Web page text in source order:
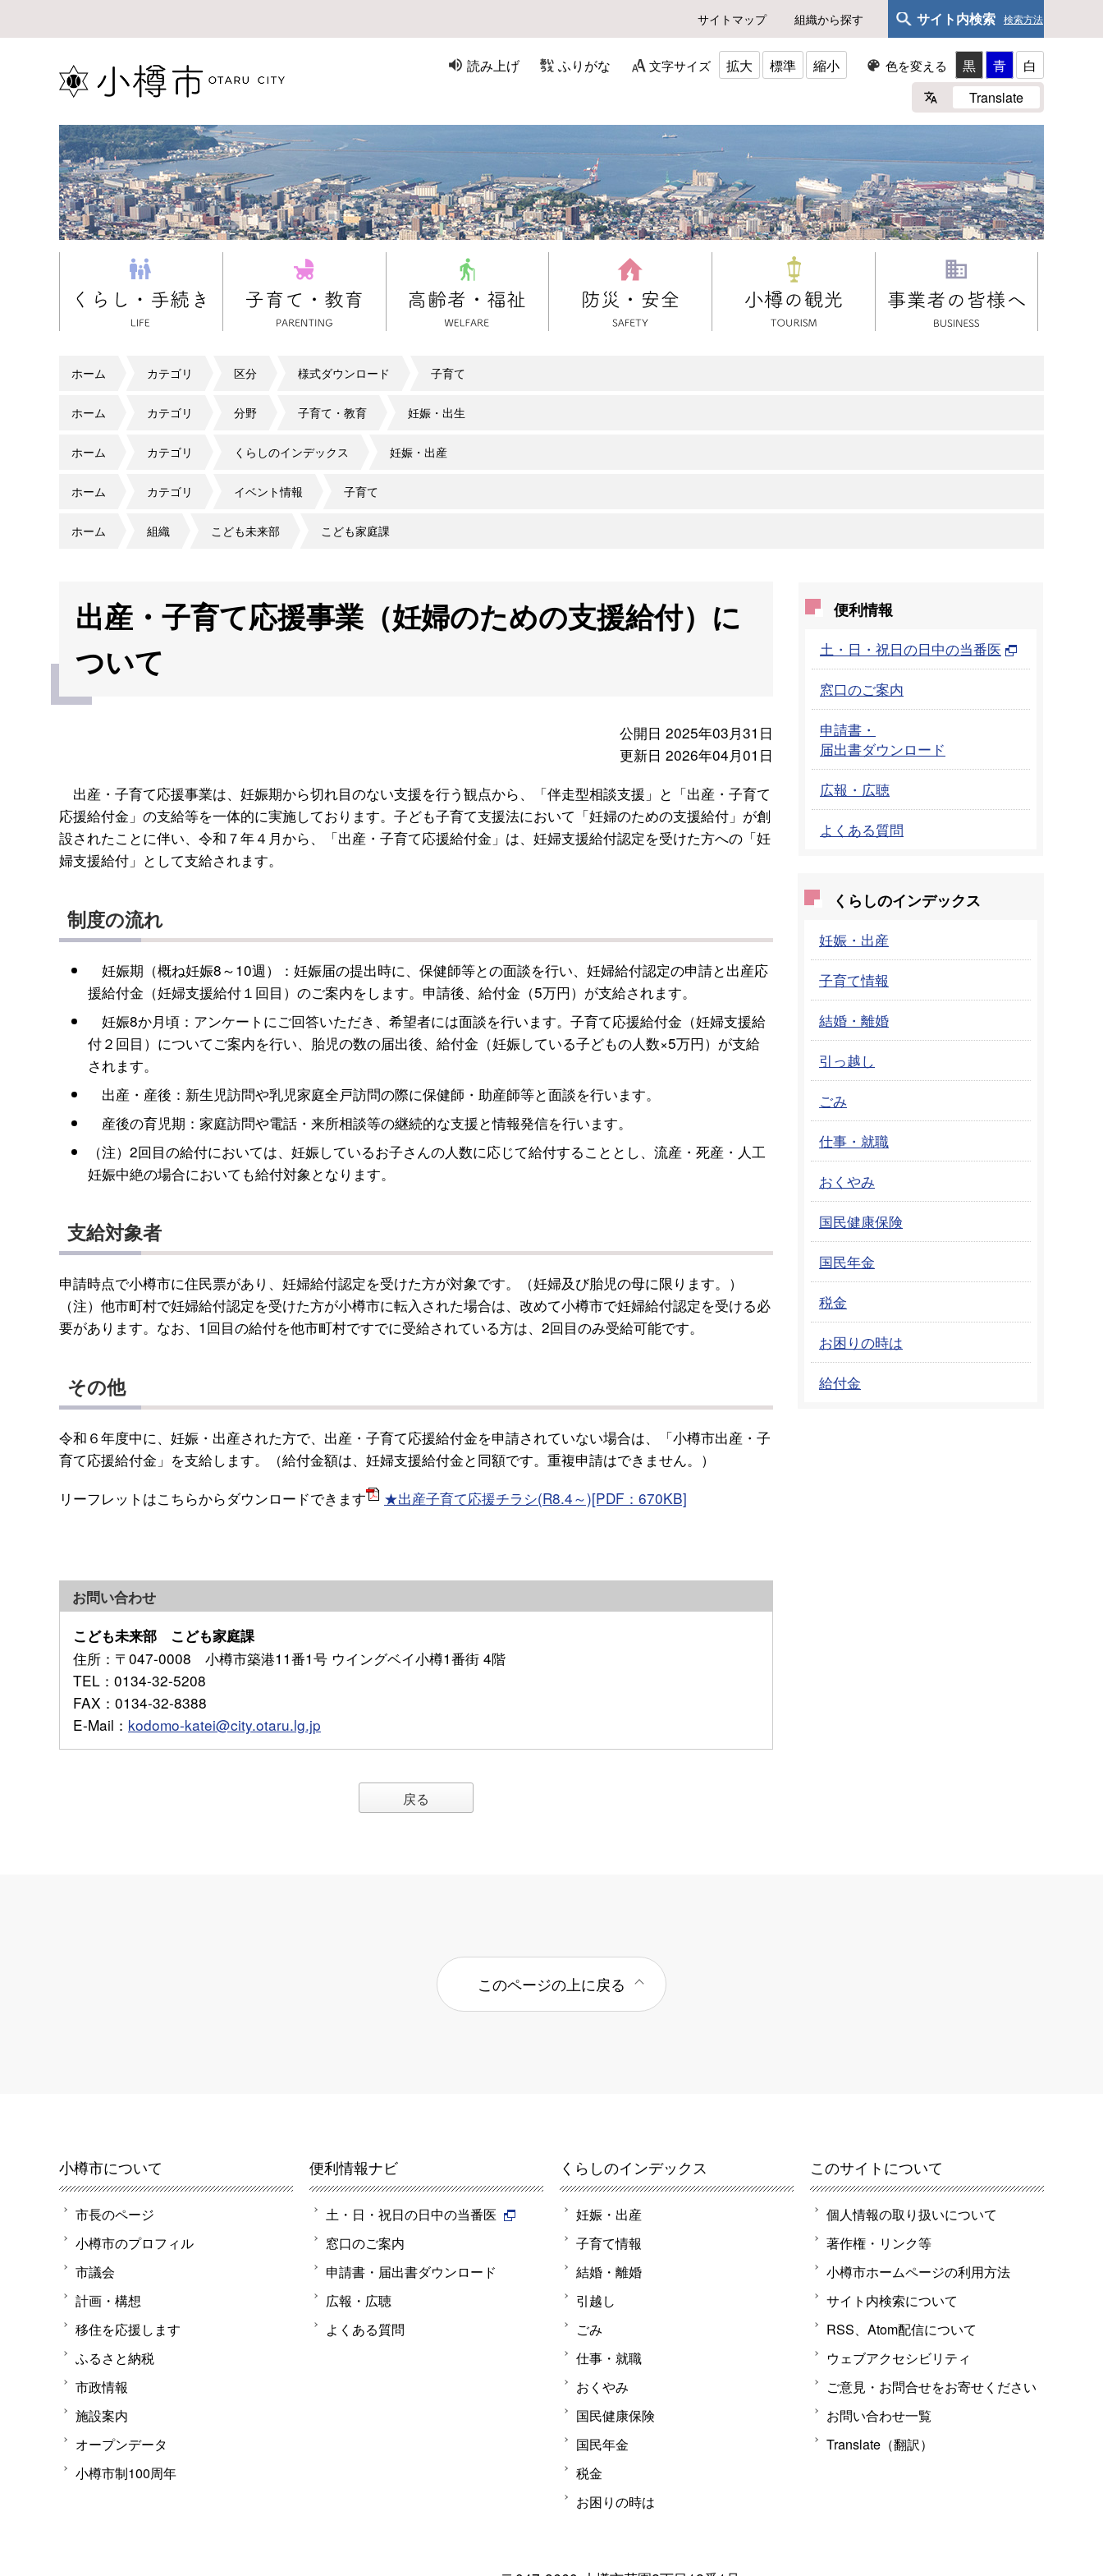
サイトマップ 組織から探す サイト内検索 検索方法
読み上げ ふりがな 文字サイズ 拡大 標準 縮小 色を変える 黒 青
白
Translate
ホーム カテゴリ 区分 様式ダウンロード 子育て
ホーム カテゴリ 分野 子育て・教育 妊娠・出生
ホーム カテゴリ くらしのインデックス 妊娠・出産
ホーム カテゴリ イベント情報 子育て
ホーム 組織 こども未来部 こども家庭課
出産・子育て応援事業（妊婦のための支援給付）に
ついて
公開日 2025年03月31日
更新日 2026年04月01日
出産・子育て応援事業は、妊娠期から切れ目のない支援を行う観点から、「伴走型相談支援」と「出産・子育て
応援給付金」の支給等を一体的に実施しております。子ども子育て支援法において「妊婦のための支援給付」が創
設されたことに伴い、令和７年４月から、「出産・子育て応援給付金」は、妊婦支援給付認定を受けた方への「妊
婦支援給付」として支給されます。
制度の流れ
妊娠期（概ね妊娠8～10週）：妊娠届の提出時に、保健師等との面談を行い、妊婦給付認定の申請と出産応
援給付金（妊婦支援給付１回目）のご案内をします。申請後、給付金（5万円）が支給されます。
妊娠8か月頃：アンケートにご回答いただき、希望者には面談を行います。子育て応援給付金（妊婦支援給
付２回目）についてご案内を行い、胎児の数の届出後、給付金（妊娠している子どもの人数×5万円）が支給
されます。
出産・産後：新生児訪問や乳児家庭全戸訪問の際に保健師・助産師等と面談を行います。
産後の育児期：家庭訪問や電話・来所相談等の継続的な支援と情報発信を行います。
（注）2回目の給付においては、妊娠しているお子さんの人数に応じて給付することとし、流産・死産・人工
妊娠中絶の場合においても給付対象となります。
支給対象者
申請時点で小樽市に住民票があり、妊婦給付認定を受けた方が対象です。（妊婦及び胎児の母に限ります。）
（注）他市町村で妊婦給付認定を受けた方が小樽市に転入された場合は、改めて小樽市で妊婦給付認定を受ける必
要があります。なお、1回目の給付を他市町村ですでに受給されている方は、2回目のみ受給可能です。
その他
令和６年度中に、妊娠・出産された方で、出産・子育て応援給付金を申請されていない場合は、「小樽市出産・子
育て応援給付金」を支給します。（給付金額は、妊婦支援給付金と同額です。重複申請はできません。）
リーフレットはこちらからダウンロードできます
★出産子育て応援チラシ(R8.4～)[PDF：670KB]
お問い合わせ
こども未来部 こども家庭課
住所 ：〒047-0008 小樽市築港11番1号 ウイングベイ小樽1番街 4階
TEL ：0134-32-5208
FAX ：0134-32-8388
E-Mail ： kodomo-katei@city.otaru.lg.jp
戻る
便利情報
土・日・祝日の日中の当番医
窓口のご案内
申請書・
届出書ダウンロード
広報・広聴
よくある質問
くらしのインデックス
妊娠・出産
子育て情報
結婚・離婚
引っ越し
ごみ
仕事・就職
おくやみ
国民健康保険
国民年金
税金
お困りの時は
給付金
このページの上に戻る
小樽市について
市長のページ
小樽市のプロフィル
市議会
計画・構想
移住を応援します
ふるさと納税
市政情報
施設案内
オープンデータ
小樽市制100周年
便利情報ナビ
土・日・祝日の日中の当番医
窓口のご案内
申請書・届出書ダウンロード
広報・広聴
よくある質問
くらしのインデックス
妊娠・出産
子育て情報
結婚・離婚
引越し
ごみ
仕事・就職
おくやみ
国民健康保険
国民年金
税金
お困りの時は
このサイトについて
個人情報の取り扱いについて
著作権・リンク等
小樽市ホームページの利用方法
サイト内検索について
RSS、Atom配信について
ウェブアクセシビリティ
ご意見・お問合せをお寄せください
お問い合わせ一覧
Translate（翻訳）